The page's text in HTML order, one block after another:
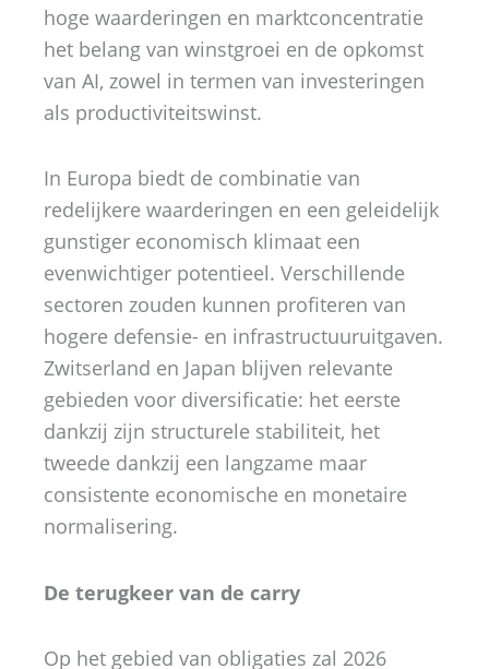
hoge waarderingen en marktconcentratie
het belang van winstgroei en de opkomst
van AI, zowel in termen van investeringen
als productiviteitswinst.
In Europa biedt de combinatie van
redelijkere waarderingen en een geleidelijk
gunstiger economisch klimaat een
evenwichtiger potentieel. Verschillende
sectoren zouden kunnen profiteren van
hogere defensie- en infrastructuuruitgaven.
Zwitserland en Japan blijven relevante
gebieden voor diversificatie: het eerste
dankzij zijn structurele stabiliteit, het
tweede dankzij een langzame maar
consistente economische en monetaire
normalisering.
De terugkeer van de carry
Op het gebied van obligaties zal 2026